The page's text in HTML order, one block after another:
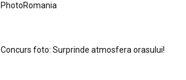
PhotoRomania
Concurs foto: Surprinde atmosfera orasului!